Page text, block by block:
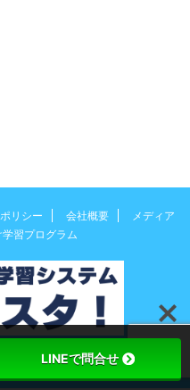
リシー 会社概要
メディア
習プログラム
テム 家スタ！
LINEで問合せ